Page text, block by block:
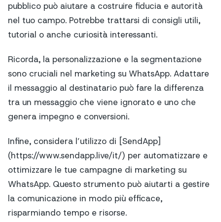
pubblico può aiutare a costruire fiducia e autorità
nel tuo campo. Potrebbe trattarsi di consigli utili,
tutorial o anche curiosità interessanti.
Ricorda, la personalizzazione e la segmentazione
sono cruciali nel marketing su WhatsApp. Adattare
il messaggio al destinatario può fare la differenza
tra un messaggio che viene ignorato e uno che
genera impegno e conversioni.
Infine, considera l’utilizzo di [SendApp]
(https://www.sendapp.live/it/) per automatizzare e
ottimizzare le tue campagne di marketing su
WhatsApp. Questo strumento può aiutarti a gestire
la comunicazione in modo più efficace,
risparmiando tempo e risorse.